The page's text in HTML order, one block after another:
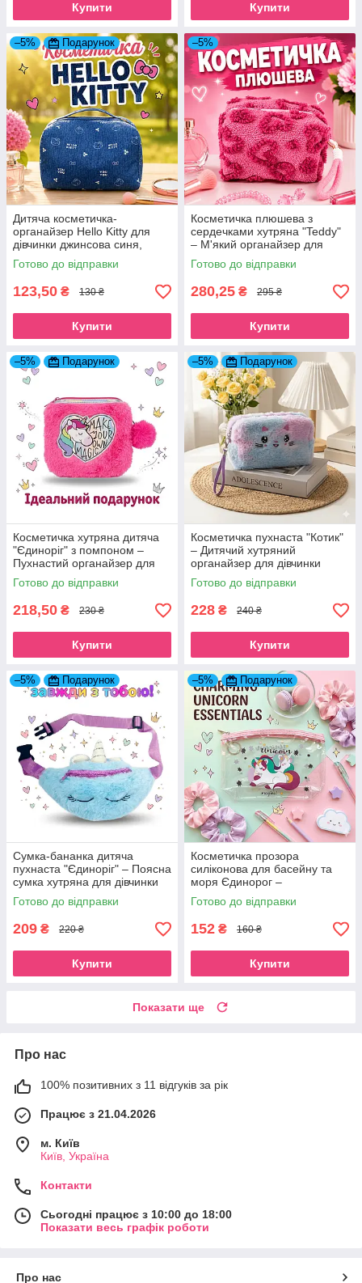
Купити Купити
–5% Подарунок
Дитяча косметичка-
органайзер Hello Kitty для
дівчинки джинсова синя,
сумочка для дівчаток Хелло
Кітті
Готово до відправки
123,50 ₴ 130 ₴
Купити
–5%
Косметичка плюшева з
сердечками хутряна "Teddy"
– М'який органайзер для
косметики фуксія
Готово до відправки
280,25 ₴ 295 ₴
Купити
–5% Подарунок
Косметичка хутряна дитяча
"Єдиноріг" з помпоном –
Пухнастий органайзер для
дівчинки
Готово до відправки
218,50 ₴ 230 ₴
Купити
–5% Подарунок
Косметичка пухнаста "Котик"
– Дитячий хутряний
органайзер для дівчинки
блакитно-рожевий
Готово до відправки
228 ₴ 240 ₴
Купити
–5% Подарунок
Сумка-бананка дитяча
пухнаста "Єдиноріг" – Поясна
сумка хутряна для дівчинки
блакитна з рогом
Готово до відправки
209 ₴ 220 ₴
Купити
–5% Подарунок
Косметичка прозора
силіконова для басейну та
моря Єдинорог –
Водонепроникний пенал
органайзер для пляжу та
Готово до відправки
152 ₴ 160 ₴
Купити
Показати ще
Про нас
100% позитивних з 11 відгуків за рік
Працює з 21.04.2026
м. Київ
Київ, Україна
Контакти
Сьогодні працює з 10:00 до 18:00
Показати весь графік роботи
Про нас